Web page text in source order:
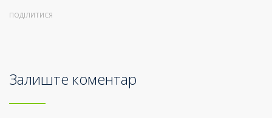
ПОДІЛИТИСЯ
Залиште коментар